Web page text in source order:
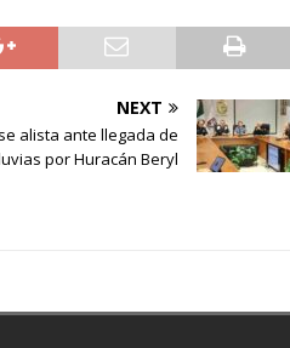
NEXT
alista ante llegada de
por Huracán Beryl